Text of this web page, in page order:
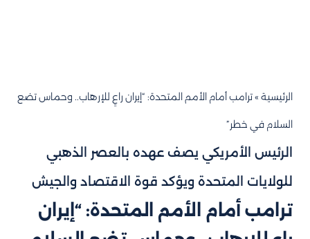
الرئيسية »ترامب أمام الأمم المتحدة: “إيران راعٍ للإرهاب.. وحماس تضع
السلام في خطر”
الرئيس الأمريكي يصف عهده بالعصر الذهبي
للولايات المتحدة ويؤكد قوة الاقتصاد والجيش
ترامب أمام الأمم المتحدة: “إيران